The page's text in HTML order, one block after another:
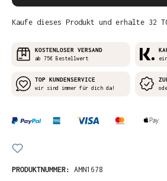
Kaufe dieses Produkt und erhalte 32
KOSTENLOSER VERSAND
ab 75€ Bestellwert
TOP KUNDENSERVICE
wir sind immer für dich da!
PRODUKTNUMMER: AMN1678